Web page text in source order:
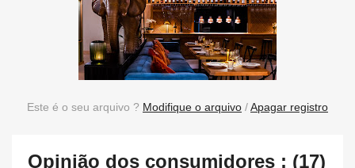
Este é o seu arquivo ? Modifique o arquivo /Apagar registro
Opinião dos consumidores : (17)